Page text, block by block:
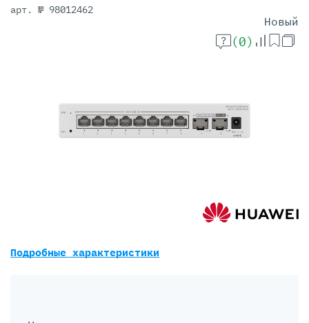
арт. № 98012462
Новый
(0)
Подробные характеристики